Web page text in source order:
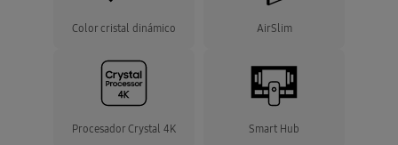
Color cristal dinámico AirSlim
Procesador Crystal 4K Smart Hub